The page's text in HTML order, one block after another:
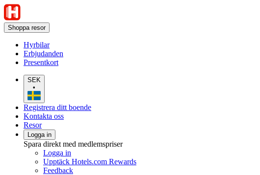
Shoppa resor
Hyrbilar
Erbjudanden
Presentkort
SEK
•
Registrera ditt boende
Kontakta oss
Resor
Logga in
Spara direkt med medlemspriser
Logga in
Upptäck Hotels.com Rewards
Feedback